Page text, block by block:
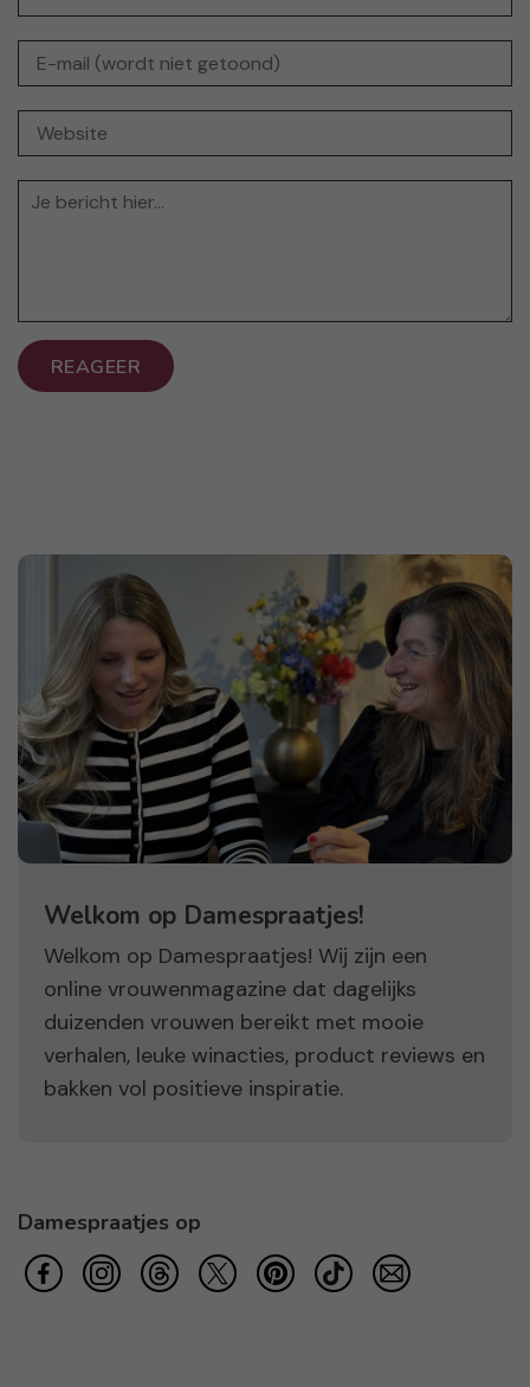
REAGEER
Welkom op Damespraatjes!
Welkom op Damespraatjes! Wij zijn een
online vrouwenmagazine dat dagelijks
duizenden vrouwen bereikt met mooie
verhalen, leuke winacties, product reviews en
bakken vol positieve inspiratie.
Damespraatjes op